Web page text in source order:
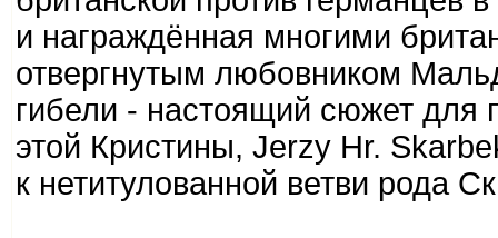
и награждённая многими
отвергнутым любовником
гибели - настоящий сюжет для
этой Кристины, Jerzy Hr.
к нетитулованной ветви рода